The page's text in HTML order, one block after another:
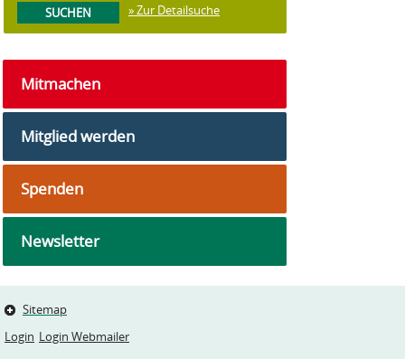
» Zur Detailsuche
Mitmachen
Mitglied werden
Spenden
Newsletter
Sitemap
Login Login Webmailer